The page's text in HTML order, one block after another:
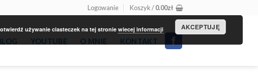
Logowanie Koszyk /0.00zł
YOUTUBE O MNIE KONTAKT
używanie ciasteczek na tej stroniewiecej informacji AKCEPTUJĘ